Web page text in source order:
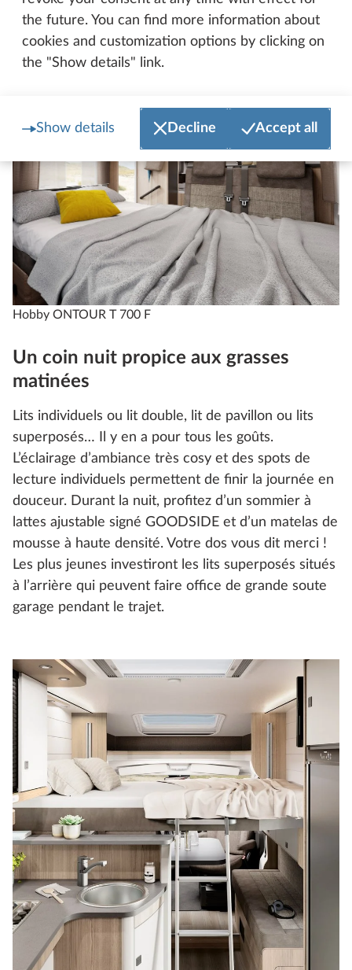
the future. You can find more information about
cookies and customization options by clicking on
the "Show details" link.
Show details Decline Accept all
Hobby ONTOUR T 700 F
Un coin nuit propice aux grasses
matinées
Lits individuels ou lit double, lit de pavillon ou lits
superposés… Il y en a pour tous les goûts.
L’éclairage d’ambiance très cosy et des spots de
lecture individuels permettent de finir la journée en
douceur. Durant la nuit, profitez d’un sommier à
lattes ajustable signé GOODSIDE et d’un matelas de
mousse à haute densité. Votre dos vous dit merci !
Les plus jeunes investiront les lits superposés situés
à l’arrière qui peuvent faire office de grande soute
garage pendant le trajet.